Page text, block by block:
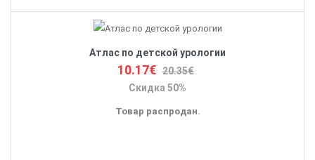
Атлас по детской урологии
10.17€ 20.35€
Скидка 50%
Товар распродан.